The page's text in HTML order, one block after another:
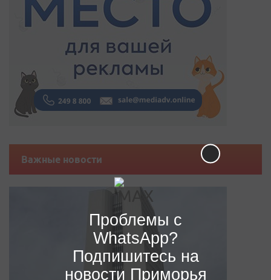
Важные новости
Проблемы с
WhatsApp?
Подпишитесь на
новости Приморья